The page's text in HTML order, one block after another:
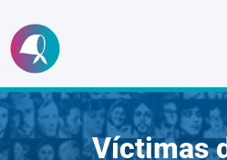
Ir
al
contenido
Víctimas